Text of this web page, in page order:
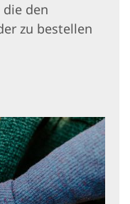
den
zu bestellen